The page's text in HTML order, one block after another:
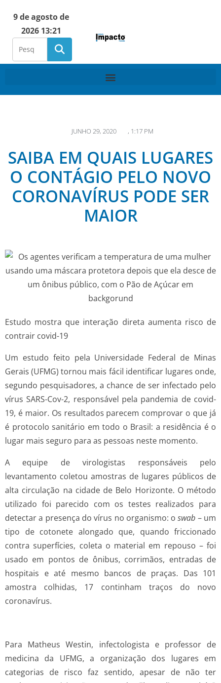
9 de agosto de
2026 13:21
JUNHO 29, 2020 , 1:17 PM
SAIBA EM QUAIS LUGARES
O CONTÁGIO PELO NOVO
CORONAVÍRUS PODE SER
MAIOR
Estudo mostra que interação direta aumenta risco de
contrair covid-19
Um estudo feito pela Universidade Federal de Minas
Gerais (UFMG) tornou mais fácil identificar lugares onde,
segundo pesquisadores, a chance de ser infectado pelo
vírus SARS-Cov-2, responsável pela pandemia de covid-
19, é maior. Os resultados parecem comprovar o que já
é protocolo sanitário em todo o Brasil: a residência é o
lugar mais seguro para as pessoas neste momento.
A equipe de virologistas responsáveis pelo
levantamento coletou amostras de lugares públicos de
alta circulação na cidade de Belo Horizonte. O método
utilizado foi parecido com os testes realizados para
detectar a presença do vírus no organismo: oswab – um
tipo de cotonete alongado que, quando friccionado
contra superfícies, coleta o material em repouso – foi
usado em pontos de ônibus, corrimãos, entradas de
hospitais e até mesmo bancos de praças. Das 101
amostra colhidas, 17 continham traços do novo
coronavírus.
Para Matheus Westin, infectologista e professor de
medicina da UFMG, a organização dos lugares em
categorias de risco faz sentido, apesar de não ter